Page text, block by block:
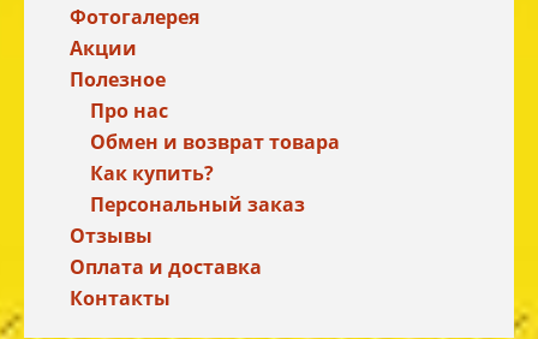
Фотогалерея
Акции
Полезное
Про нас
Обмен и возврат товара
Как купить?
Персональный заказ
Отзывы
Оплата и доставка
Контакты